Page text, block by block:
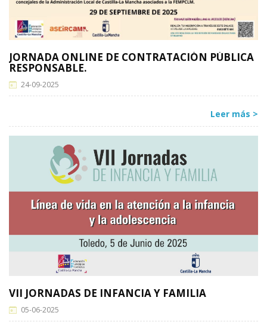
JORNADA ONLINE DE CONTRATACIÓN PÚBLICA
RESPONSABLE.
24-09-2025
Leer más >
VII JORNADAS DE INFANCIA Y FAMILIA
05-06-2025